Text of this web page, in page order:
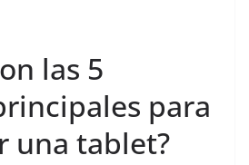
las 5
para
una tablet?